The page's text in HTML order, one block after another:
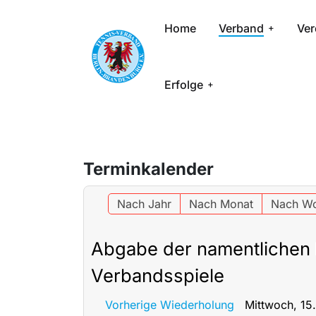
Home Verband
Erfolge
Terminkalender
Nach Jahr Nach Monat Nach
Abgabe der
Verbandsspiele
Mittwoch,
Vorherige Wiederholung